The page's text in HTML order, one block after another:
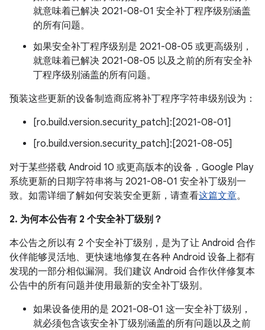
就意味着已解决 2021-08-01 安全补丁程序级别涵盖
的所有问题。
如果安全补丁程序级别是 2021-08-05 或更高级别，
就意味着已解决 2021-08-05 以及之前的所有安全补
丁程序级别涵盖的所有问题。
预装这些更新的设备制造商应将补丁程序字符串级别设为：
[ro.build.version.security_patch]:[2021-08-01]
[ro.build.version.security_patch]:[2021-08-05]
对于某些搭载 Android 10 或更高版本的设备，Google Play
系统更新的日期字符串将与 2021-08-01 安全补丁级别一
致。如需详细了解如何安装安全更新，请查看这篇文章。
2. 为何本公告有 2 个安全补丁级别？
本公告之所以有 2 个安全补丁级别，是为了让 Android 合作
伙伴能够灵活地、更快速地修复在各种 Android 设备上都有
发现的一部分相似漏洞。我们建议 Android 合作伙伴修复本
公告中的所有问题并使用最新的安全补丁级别。
如果设备使用的是 2021-08-01 这一安全补丁级别，
就必须包含该安全补丁级别涵盖的所有问题以及之前